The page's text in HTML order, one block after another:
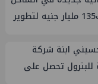
الشمالي ب135 مليار جنيه لتطوير
ابنة شركة
للبترول تحصل على